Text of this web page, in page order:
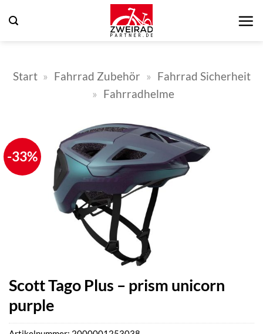
Inhalt
Start » Fahrrad Zubehör » Fahrrad Sicherheit
» Fahrradhelme
-33%
Scott Tago Plus – prism unicorn
purple